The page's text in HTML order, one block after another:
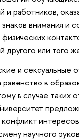
и работников,
внимания и
другого или того
и сексуальные
равенство в
в случае таких
научного